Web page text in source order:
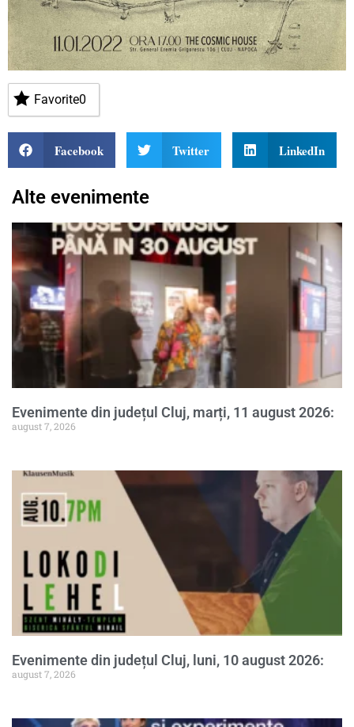
Favorite0
Facebook Twitter LinkedIn
Alte evenimente
Evenimente din județul Cluj, marți, 11 august 2026:
august 7, 2026
Evenimente din județul Cluj, luni, 10 august 2026:
august 7, 2026